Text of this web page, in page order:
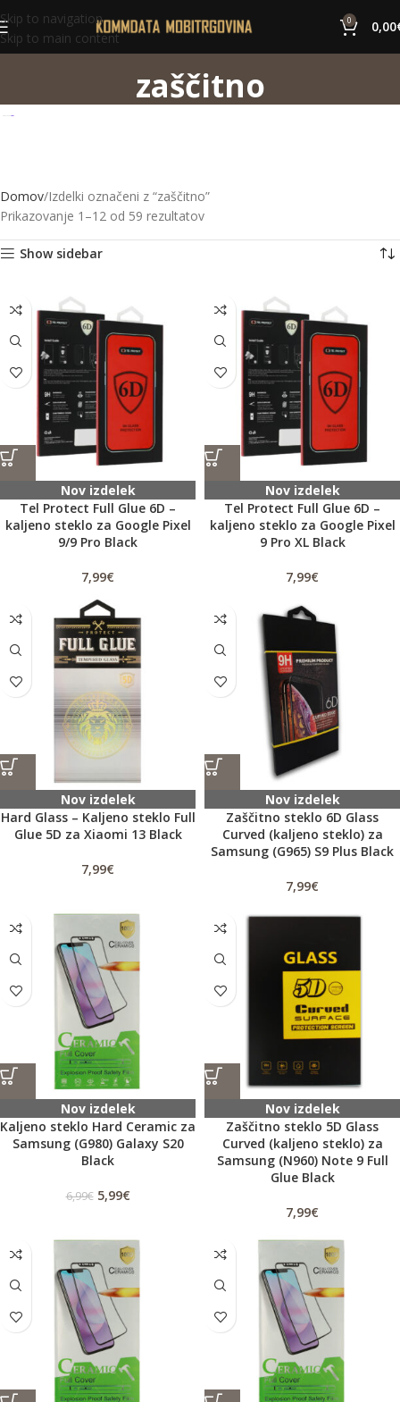
Skip to navigation
Skip to main content
0 0,00
zaščitno
Domov Izdelki označeni z “zaščitno”
Prikazovanje 1–12 od 59 rezultatov
Show sidebar
Nov izdelek
Tel Protect Full Glue 6D –
kaljeno steklo za Google Pixel
9/9 Pro Black
7,99€
Nov izdelek
Tel Protect Full Glue 6D –
kaljeno steklo za Google Pixel
9 Pro XL Black
7,99€
Nov izdelek
Hard Glass – Kaljeno steklo Full
Glue 5D za Xiaomi 13 Black
7,99€
Nov izdelek
Zaščitno steklo 6D Glass
Curved (kaljeno steklo) za
Samsung (G965) S9 Plus Black
7,99€
Nov izdelek
Kaljeno steklo Hard Ceramic za
Samsung (G980) Galaxy S20
Black
6,99€ 5,99€
Nov izdelek
Zaščitno steklo 5D Glass
Curved (kaljeno steklo) za
Samsung (N960) Note 9 Full
Glue Black
7,99€